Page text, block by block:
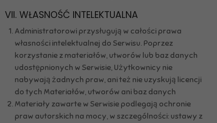
VII. WŁASNOŚĆ INTELEKTUALNA
Administratorowi przysługują w całości prawa
własności intelektualnej do Serwisu. Poprzez
korzystanie z materiałów, utworów lub baz danych
udostępnionych w Serwisie, Użytkownicy nie
nabywają żadnych praw, ani też nie uzyskują licencji
do tych Materiałów, utworów ani baz danych
Materiały zawarte w Serwisie podlegają ochronie
praw autorskich na mocy, w szczególności: ustawy z